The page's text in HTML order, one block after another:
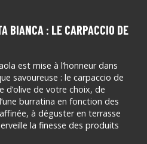
BIANCA : LE CARPACCIO DE
est mise à l’honneur dans
savoureuse : le carpaccio de
d’olive de votre choix, de
burratina en fonction des
à déguster en terrasse
la finesse des produits